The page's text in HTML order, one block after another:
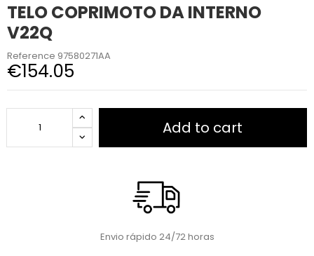
TELO COPRIMOTO DA INTERNO
V22Q
Reference 97580271AA
€154.05
Add to cart
Envio rápido 24/72 horas